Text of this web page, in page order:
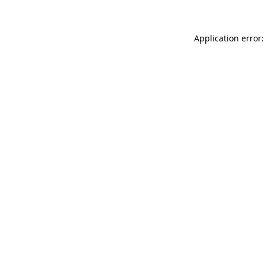
Application